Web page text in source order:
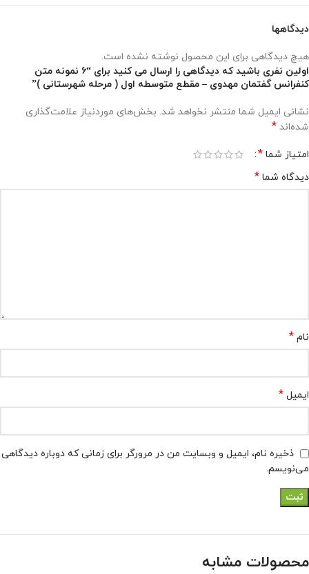
دیدگاهها
هیچ دیدگاهی برای این محصول نوشته نشده است.
اولین نفری باشید که دیدگاهی را ارسال می کنید برای “6 نمونه متن
کنفرانس گفتمان مهدوی – مقطع متوسطه اول ( مرحله شهرستانی )”
نشانی ایمیل شما منتشر نخواهد شد. بخش‌های موردنیاز علامت‌گذاری
شده‌اند *
امتیاز شما *
دیدگاه شما *
نام *
ایمیل *
ذخیره نام، ایمیل و وبسایت من در مرورگر برای زمانی که دوباره دیدگاهی
می‌نویسم.
محصولات مشابه